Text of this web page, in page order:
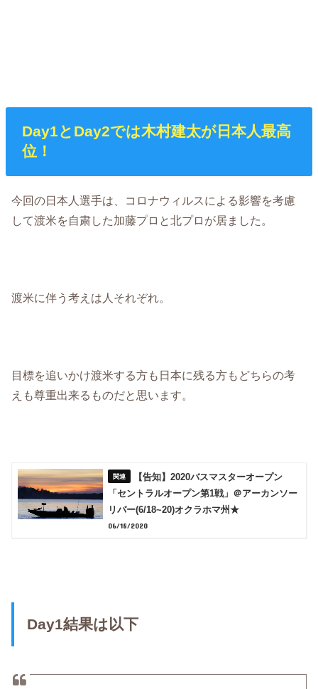
Day1とDay2では木村建太が日本人最高
位！
今回の日本人選手は、コロナウィルスによる影響を考慮
して渡米を自粛した加藤プロと北プロが居ました。
渡米に伴う考えは人それぞれ。
目標を追いかけ渡米する方も日本に残る方もどちらの考
えも尊重出来るものだと思います。
【告知】2020バスマスターオープン
「セントラルオープン第1戦」＠アーカンソー
リバー(6/18~20)オクラホマ州★
06/18/2020
Day1結果は以下